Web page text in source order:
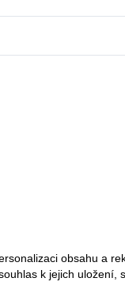
obsahu a
k jejich uložení,